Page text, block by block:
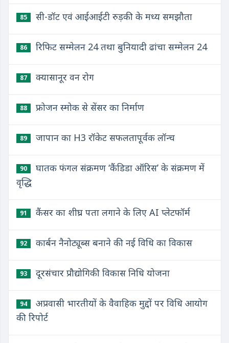
85 सी-डॉट एवं आईआईटी रुड़की के मध्य समझौता
86 रिफिट सम्मेलन 24 तथा बुनियादी ढांचा सम्मेलन 24
87 क्यासानूर वन रोग
88 फ्रोजन स्मोक से सेंसर का निर्माण
89 जापान का H3 रॉकेट सफलतापूर्वक लॉन्च
90
घातक फंगल संक्रमण ‘कैंडिडा ऑरिस’ के संक्रमण में
वृद्धि
91 कैंसर का शीघ्र पता लगाने के लिए AI प्लेटफॉर्म
92 कार्बन नैनोट्यूब्स बनाने की नई विधि का विकास
93 दूरसंचार प्रौद्योगिकी विकास निधि योजना
94
अप्रवासी भारतीयों के वैवाहिक मुद्दों पर विधि आयोग
की रिपोर्ट